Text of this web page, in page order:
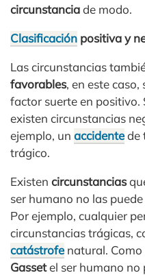
circunstanciade modo.
Clasificación positiva y
Las circunstancias
favorables, en este
factor suerte en positivo.
existen circunstancias
ejemplo, un accidentede
trágico.
Existen circunstancias
ser humano no las
Por ejemplo, cualquier
circunstancias trágicas,
catástrofenatural. Como
Gassetel ser humano no